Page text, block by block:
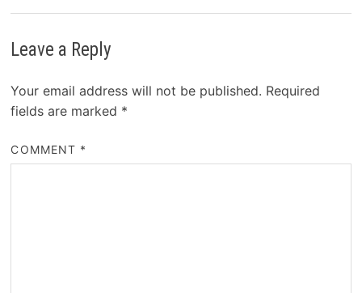
Leave a Reply
Your email address will not be published. Required
fields are marked *
COMMENT *